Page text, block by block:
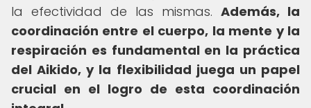
la efectividad de las mismas. Además, la
coordinación entre el cuerpo, la mente y la
respiración es fundamental en la práctica
del Aikido, y la flexibilidad juega un papel
crucial en el logro de esta coordinación